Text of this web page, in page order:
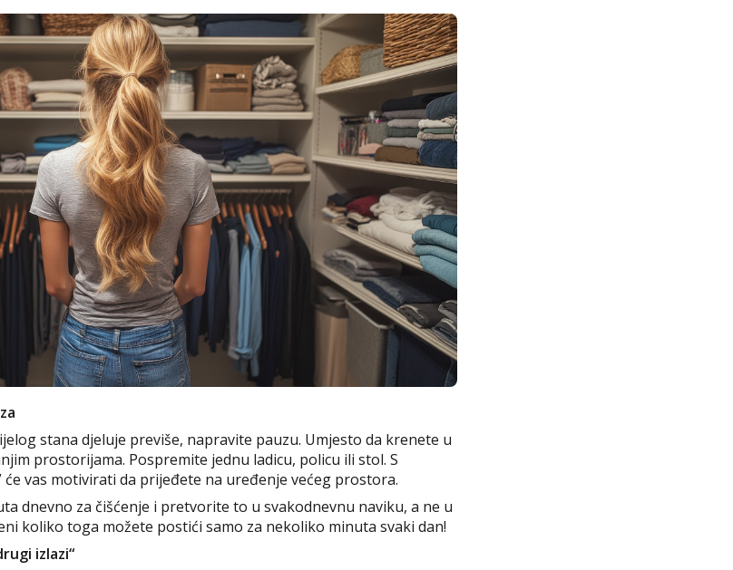
stana djeluje previše, napravite pauzu. Umjesto da krenete u
prostorijama. Pospremite jednu ladicu, policu ili stol. S
će vas motivirati da prijeđete na uređenje većeg prostora.
dnevno za čišćenje i pretvorite to u svakodnevnu naviku, a ne u
koliko toga možete postići samo za nekoliko minuta svaki dan!
izlazi“